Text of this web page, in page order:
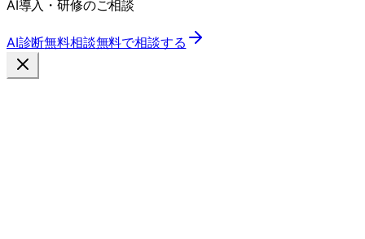
AI導入・研修のご相談
AI診断無料相談無料で相談する